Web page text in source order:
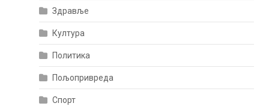
Здравље
Култура
Политика
Пољопривреда
Спорт